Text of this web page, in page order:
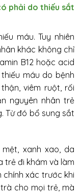
phải do thiếu sắt
máu. Tuy nhiên
khác không chỉ
B12 hoặc acid
máu do bệnh
viêm ruột, rối
nguyên nhân trẻ
Từ đó bổ sung sắt
xanh xao, da
trẻ đi khám và làm
chính xác trước khi
cho mọi trẻ, mà